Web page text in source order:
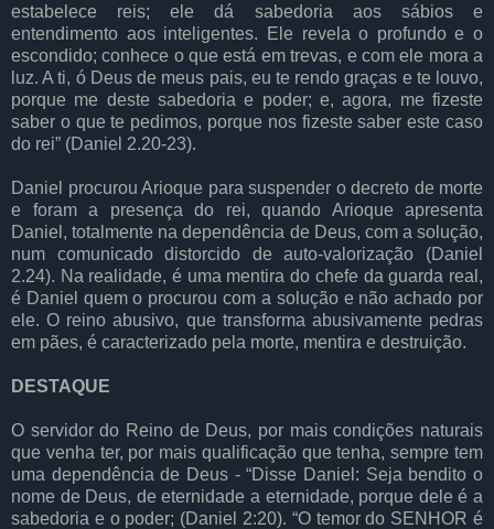
estabelece reis; ele dá sabedoria aos sábios e
entendimento aos inteligentes. Ele revela o profundo e o
escondido; conhece o que está em trevas, e com ele mora a
luz. A ti, ó Deus de meus pais, eu te rendo graças e te louvo,
porque me deste sabedoria e poder; e, agora, me fizeste
saber o que te pedimos, porque nos fizeste saber este caso
do rei” (Daniel 2.20-23).
Daniel procurou Arioque para suspender o decreto de morte
e foram a presença do rei, quando Arioque apresenta
Daniel, totalmente na dependência de Deus, com a solução,
num comunicado distorcido de auto-valorização (Daniel
2.24). Na realidade, é uma mentira do chefe da guarda real,
é Daniel quem o procurou com a solução e não achado por
ele. O reino abusivo, que transforma abusivamente pedras
em pães, é caracterizado pela morte, mentira e destruição.
DESTAQUE
O servidor do Reino de Deus, por mais condições naturais
que venha ter, por mais qualificação que tenha, sempre tem
uma dependência de Deus - “Disse Daniel: Seja bendito o
nome de Deus, de eternidade a eternidade, porque dele é a
sabedoria e o poder; (Daniel 2:20). “O temor do SENHOR é